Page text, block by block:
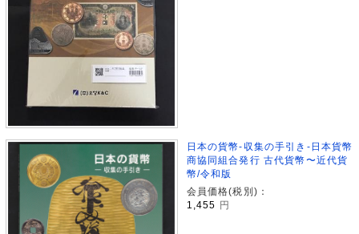
日本の貨幣-収集の手引き-日本貨幣
商協同組合発行 古代貨幣〜近代貨
幣/令和版
会員価格(税別)：
1,455 円